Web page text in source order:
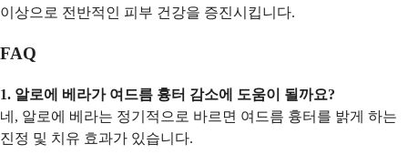
이상으로 전반적인 피부 건강을 증진시킵니다.
FAQ
1. 알로에 베라가 여드름 흉터 감소에 도움이 될까요?
네, 알로에 베라는 정기적으로 바르면 여드름 흉터를 밝게 하는
진정 및 치유 효과가 있습니다.